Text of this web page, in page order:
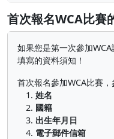
首次報名WCA比賽
如果您是第一次參加
填寫的資料須知！
首次報名參加WCA比賽
1. 姓名
2. 國籍
3. 出生年月日
4. 電子郵件信箱